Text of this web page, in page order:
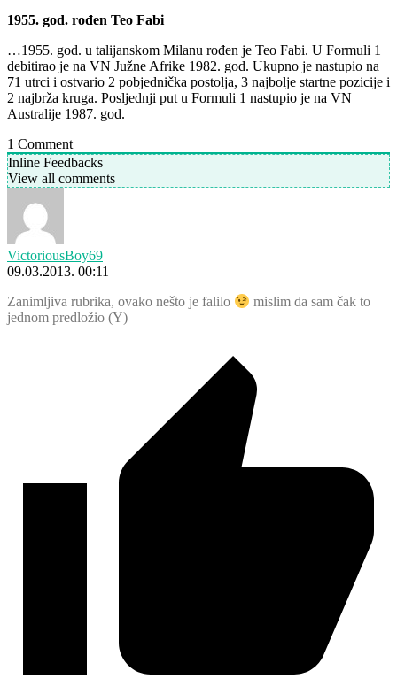
1955. god. rođen Teo Fabi
…1955. god. u talijanskom Milanu rođen je Teo Fabi. U Formuli 1
debitirao je na VN Južne Afrike 1982. god. Ukupno je nastupio na
71 utrci i ostvario 2 pobjednička postolja, 3 najbolje startne pozicije i
2 najbrža kruga. Posljednji put u Formuli 1 nastupio je na VN
Australije 1987. god.
1 Comment
Inline Feedbacks
View all comments
VictoriousBoy69
09.03.2013. 00:11
Zanimljiva rubrika, ovako nešto je falilo
mislim da sam čak to
jednom predložio (Y)